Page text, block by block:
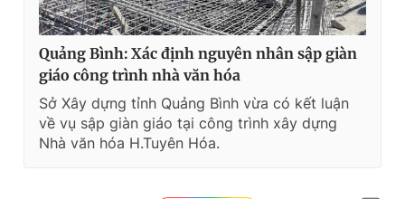
Quảng Bình: Xác định nguyên nhân sập giàn
giáo công trình nhà văn hóa
Sở Xây dựng tỉnh Quảng Bình vừa có kết luận
về vụ sập giàn giáo tại công trình xây dựng
Nhà văn hóa H.Tuyên Hóa.